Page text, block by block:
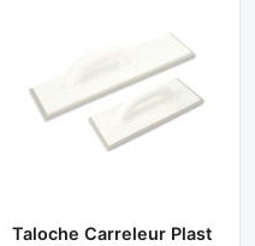
Taloche Carreleur Plast